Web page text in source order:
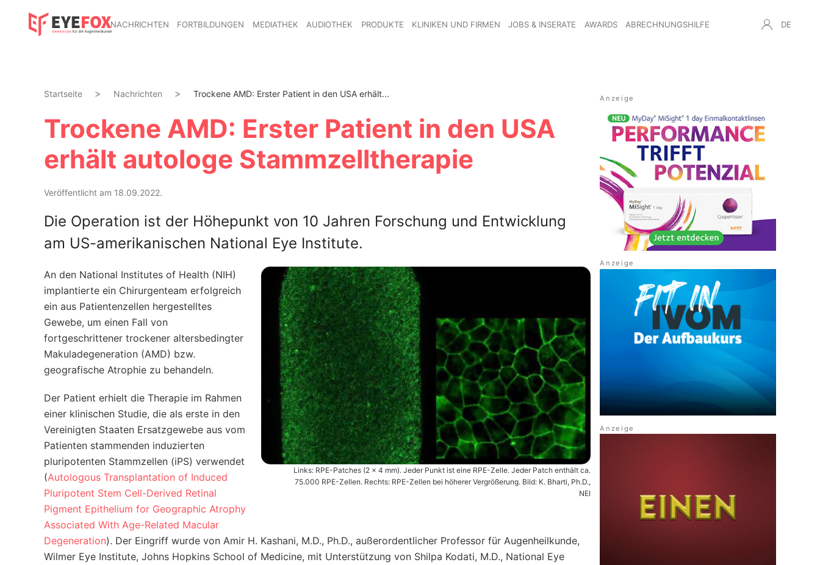
NACHRICHTEN FORTBILDUNGEN MEDIATHEK AUDIOTHEK PRODUKTE KLINIKEN UND FIRMEN JOBS & INSERATE AWARDS ABRECHNUNGSHILFE DE
Startseite Nachrichten Trockene AMD: Erster Patient in den USA erhält...
Trockene AMD: Erster Patient in den USA
erhält autologe Stammzelltherapie
Veröffentlicht am 18.09.2022.
Die Operation ist der Höhepunkt von 10 Jahren Forschung und Entwicklung
am US-amerikanischen National Eye Institute.
Links: RPE-Patches (2 x 4 mm). Jeder Punkt ist eine RPE-Zelle. Jeder Patch enthält ca.
75.000 RPE-Zellen. Rechts: RPE-Zellen bei höherer Vergrößerung. Bild: K. Bharti, Ph.D.,
NEI
An den National Institutes of Health (NIH)
implantierte ein Chirurgenteam erfolgreich
ein aus Patientenzellen hergestelltes
Gewebe, um einen Fall von
fortgeschrittener trockener altersbedingter
Makuladegeneration (AMD) bzw.
geografische Atrophie zu behandeln.
Der Patient erhielt die Therapie im Rahmen
einer klinischen Studie, die als erste in den
Vereinigten Staaten Ersatzgewebe aus vom
Patienten stammenden induzierten
pluripotenten Stammzellen (iPS) verwendet
(Autologous Transplantation of Induced
Pluripotent Stem Cell-Derived Retinal
Pigment Epithelium for Geographic Atrophy
Associated With Age-Related Macular
Degeneration). Der Eingriff wurde von Amir H. Kashani, M.D., Ph.D., außerordentlicher Professor für Augenheilkunde,
Wilmer Eye Institute, Johns Hopkins School of Medicine, mit Unterstützung von Shilpa Kodati, M.D., National Eye